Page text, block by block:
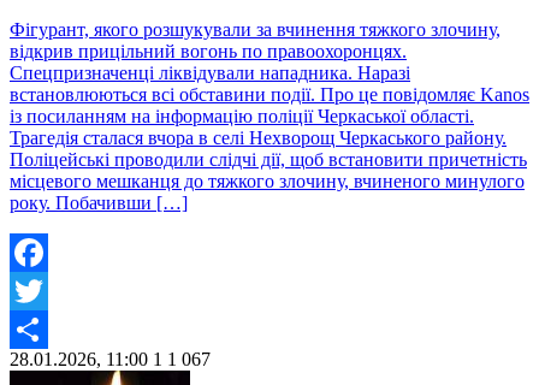
Фігурант, якого розшукували за вчинення тяжкого злочину,
відкрив прицільний вогонь по правоохоронцях.
Спецпризначенці ліквідували нападника. Наразі
встановлюються всі обставини події. Про це повідомляє Kanos
із посиланням на інформацію поліції Черкаської області.
Трагедія сталася вчора в селі Нехворощ Черкаського району.
Поліцейські проводили слідчі дії, щоб встановити причетність
місцевого мешканця до тяжкого злочину, вчиненого минулого
року. Побачивши […]
Facebook
Twitter
Share
28.01.2026, 11:00 1 1 067